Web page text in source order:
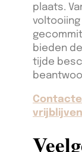
plaats.
voltooiing
bieden
tijde